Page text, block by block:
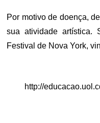
Por motivo de doença,
sua atividade
Festival de Nova York,
http://